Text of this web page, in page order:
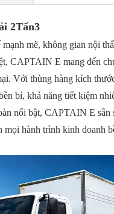
2Tấn3
mẽ, không gian nội
CAPTAIN E mang đến
Với thùng hàng kích
bỉ, khả năng tiết kiệm
nổi bật, CAPTAIN E sẵn
mọi hành trình kinh doanh